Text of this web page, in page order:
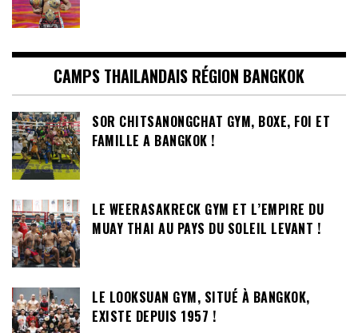
CAMPS THAILANDAIS RÉGION BANGKOK
SOR CHITSANONGCHAT GYM, BOXE, FOI ET
FAMILLE A BANGKOK !
LE WEERASAKRECK GYM ET L’EMPIRE DU
MUAY THAI AU PAYS DU SOLEIL LEVANT !
LE LOOKSUAN GYM, SITUÉ À BANGKOK,
EXISTE DEPUIS 1957 !